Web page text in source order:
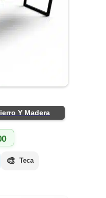
Y Madera
🎨 Teca